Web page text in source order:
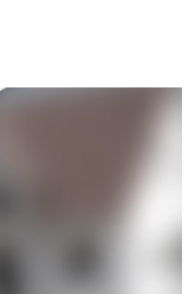
Ausstattung, die
Ambiente